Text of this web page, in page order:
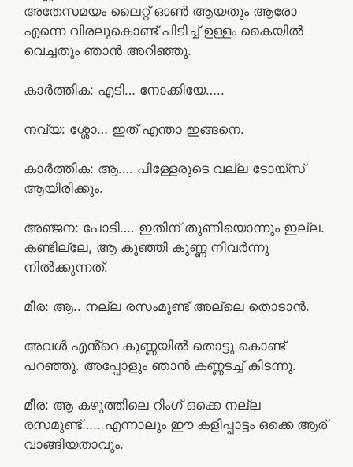
അതേസമയം ലൈറ്റ് ഓൺ ആയതും ആരോ
എന്നെ വിരലുകൊണ്ട് പിടിച്ച് ഉള്ളം കൈയിൽ
വെച്ചതും ഞാൻ അറിഞ്ഞു.
കാർത്തിക: എടി… നോക്കിയേ…..
നവ്യ: ശ്ശോ… ഇത് എന്താ ഇങ്ങനെ.
കാർത്തിക: ആ…. പിള്ളേരുടെ വല്ല ടോയ്‌സ്
ആയിരിക്കും.
അഞ്ജന: പോടീ…. ഇതിന് തുണിയൊന്നും ഇല്ല.
കണ്ടില്ലേ, ആ കുഞ്ഞി കുണ്ണ നിവർന്നു
നിൽക്കുന്നത്.
മീര: ആ.. നല്ല രസംമുണ്ട് അല്ലെ തൊടാൻ.
അവൾ എൻ്റെ കുണ്ണയിൽ തൊട്ടു കൊണ്ട്
പറഞ്ഞു. അപ്പോളും ഞാൻ കണ്ണടച്ച് കിടന്നു.
മീര: ആ കഴുത്തിലെ റിംഗ് ഒക്കെ നല്ല
രസമുണ്ട്….. എന്നാലും ഈ കളിപ്പാട്ടം ഒക്കെ ആര്
വാങ്ങിയതാവും.